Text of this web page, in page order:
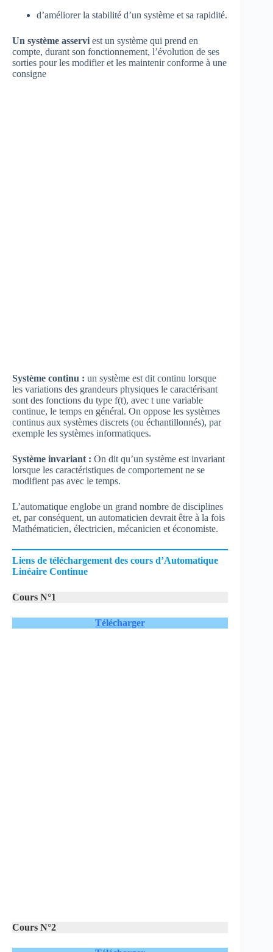
d’améliorer la stabilité d’un système et sa rapidité.
Un système asservi est un système qui prend en
compte, durant son fonctionnement, l’évolution de ses
sorties pour les modifier et les maintenir conforme à une
consigne
Système continu : un système est dit continu lorsque
les variations des grandeurs physiques le caractérisant
sont des fonctions du type f(t), avec t une variable
continue, le temps en général. On oppose les systèmes
continus aux systèmes discrets (ou échantillonnés), par
exemple les systèmes informatiques.
Système invariant : On dit qu’un système est invariant
lorsque les caractéristiques de comportement ne se
modifient pas avec le temps.
L’automatique englobe un grand nombre de disciplines
et, par conséquent, un automaticien devrait être à la fois
Mathématicien, électricien, mécanicien et économiste.
Liens de téléchargement des cours d’Automatique
Linéaire Continue
Cours N°1
Télécharger
Cours N°2